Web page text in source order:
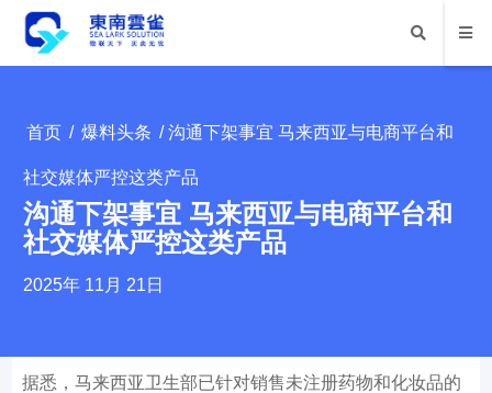
首页 / 爆料头条 / 沟通下架事宜 马来西亚与电商平台和
社交媒体严控这类产品
沟通下架事宜 马来西亚与电商平台和
社交媒体严控这类产品
2025年 11月 21日
据悉，马来西亚卫生部已针对销售未注册药物和化妆品的